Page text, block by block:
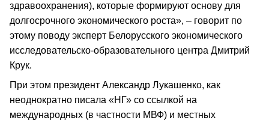
здравоохранения), которые формируют основу для
долгосрочного экономического роста», – говорит по
этому поводу эксперт Белорусского экономического
исследовательско-образовательного центра Дмитрий
Крук.
При этом президент Александр Лукашенко, как
неоднократно писала «НГ» со ссылкой на
международных (в частности МВФ) и местных